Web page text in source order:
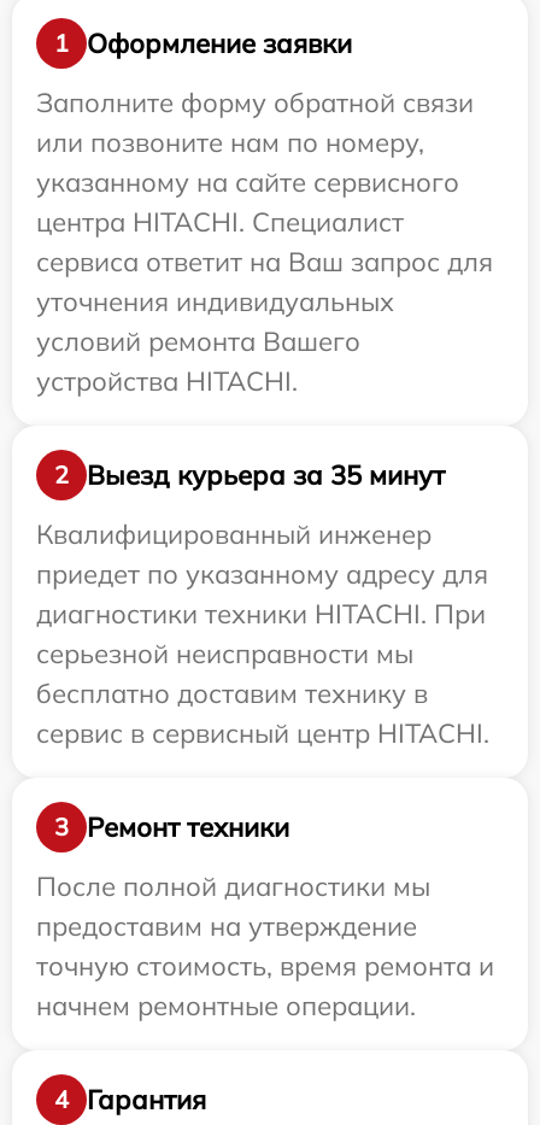
1
Оформление заявки
Заполните форму обратной связи
или позвоните нам по номеру,
указанному на сайте сервисного
центра HITACHI. Специалист
сервиса ответит на Ваш запрос для
уточнения индивидуальных
условий ремонта Вашего
устройства HITACHI.
2
Выезд курьера за 35 минут
Квалифицированный инженер
приедет по указанному адресу для
диагностики техники HITACHI. При
серьезной неисправности мы
бесплатно доставим технику в
сервис в сервисный центр HITACHI.
3
Ремонт техники
После полной диагностики мы
предоставим на утверждение
точную стоимость, время ремонта и
начнем ремонтные операции.
4 Гарантия